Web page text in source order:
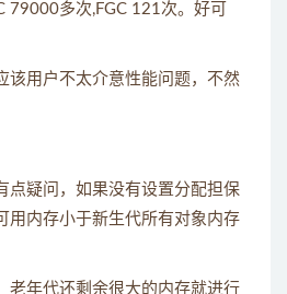
79000多次,FGC 121次。好可
该用户不太介意性能问题，不然
点疑问，如果没有设置分配担保
用内存小于新生代所有对象内存
老年代还剩余很大的内存就进行